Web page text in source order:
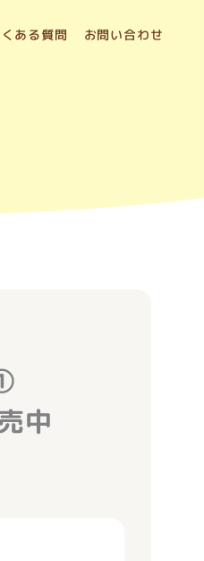
ある質問 お問い合わせ
①
中